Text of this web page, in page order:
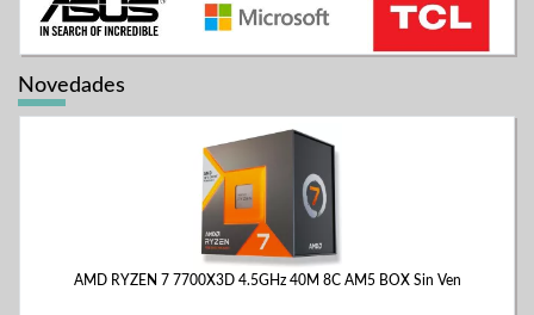
Novedades
AMD RYZEN 7 7700X3D 4.5GHz 40M 8C AM5 BOX Sin Ven